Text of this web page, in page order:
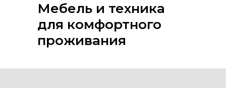
Мебель и техника
для комфортного
проживания